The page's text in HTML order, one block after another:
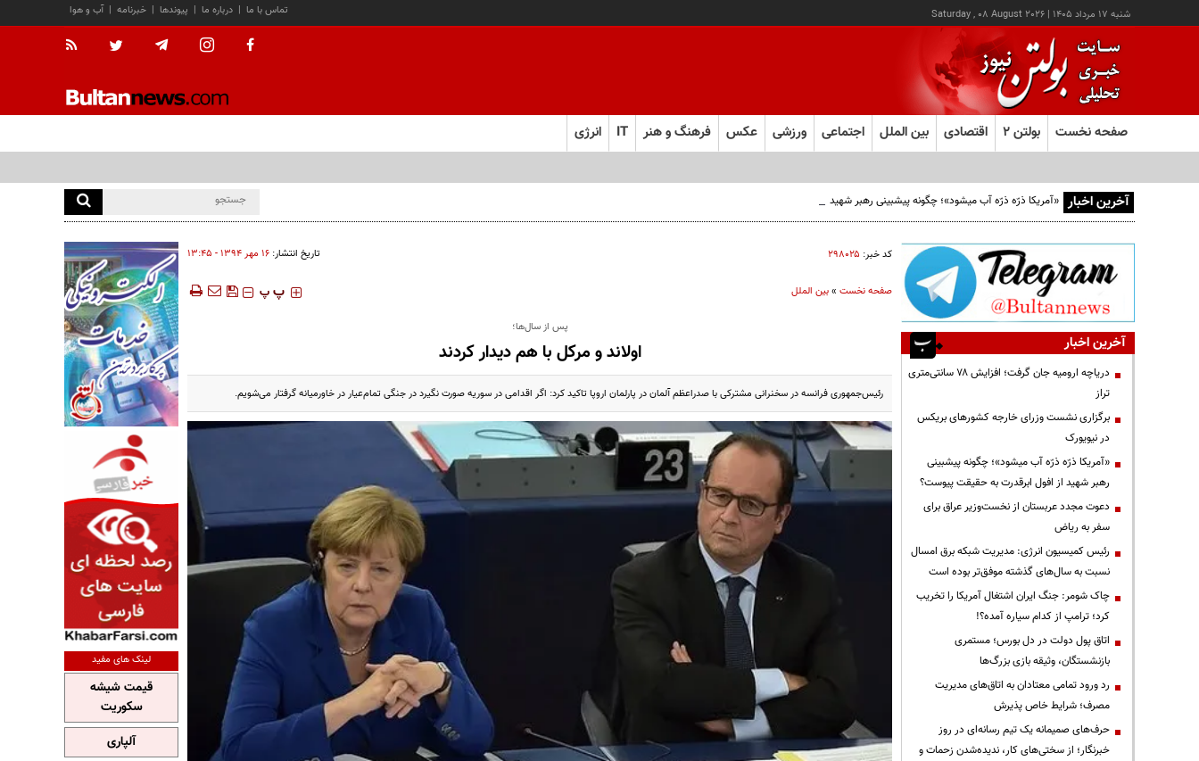
شنبه ۱۷ مرداد ۱۴۰۵ |
Saturday , 08 August 2026 آب و هوا | خبرنامه | پیوندها | درباره ما | تماس با ما
صفحه نخست بولتن ۲ اقتصادی بین الملل اجتماعی ورزشی عکس فرهنگ و هنر IT انرژی
آخرین اخبار «آمریکا ذرّه ذرّه آب میشود»؛ چگونه پیشبینی رهبر شهید از افول ابرقدرت به حقیقت پیوست؟
کد خبر: ۲۹۸۰۲۵ تاریخ انتشار: ۱۶ مهر ۱۳۹۴ - ۱۳:۴۵
صفحه نخست»بین الملل ‍‍‍ پ پ
پس از سال‌ها؛
اولاند و مرکل با هم دیدار کردند
رئیس‌جمهوری فرانسه در سخنرانی مشترکی با صدراعظم آلمان در پارلمان اروپا تاکید کرد: اگر اقدامی در سوریه صورت نگیرد در جنگی تمام‌عیار در خاورمیانه گرفتار می‌شویم.
آخرین اخبار
دریاچه ارومیه جان گرفت؛ افزایش ۷۸ سانتی‌متری
تراز
برگزاری نشست وزرای خارجه کشورهای بریکس
در نیویورک
«آمریکا ذرّه ذرّه آب میشود»؛ چگونه پیشبینی
رهبر شهید از افول ابرقدرت به حقیقت پیوست؟
دعوت مجدد عربستان از نخست‌وزیر عراق برای
سفر به ریاض
رئیس کمیسیون انرژی: مدیریت شبکه برق امسال
نسبت به سال‌های گذشته موفق‌تر بوده است
چاک شومر: جنگ ایران اشتغال آمریکا را تخریب
کرد؛ ترامپ از کدام سیاره آمده؟!
اتاق پول دولت در دل بورس؛ مستمری
بازنشستگان، وثیقه بازی بزرگ‌ها
رد ورود تمامی معتادان به اتاق‌های مدیریت
مصرف؛ شرایط خاص پذیرش
حرف‌های صمیمانه یک تیم رسانه‌ای در روز
خبرنگار؛ از سختی‌های کار، ندیده‌شدن زحمات و
لینک های مفید
قیمت شیشه
سکوریت
آلپاری